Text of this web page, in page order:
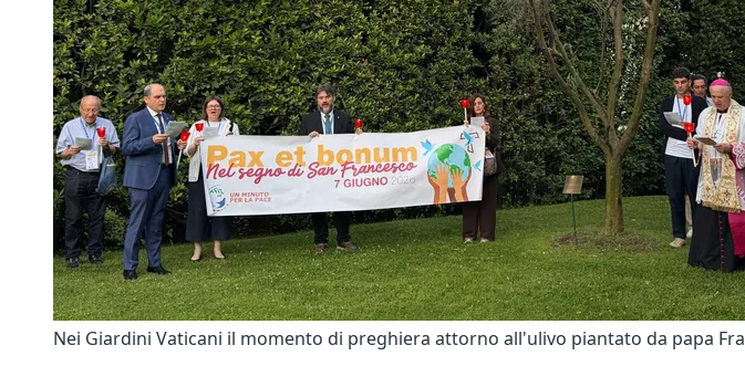
Nei Giardini Vaticani il momento di preghiera attorno all'ulivo piantato da papa